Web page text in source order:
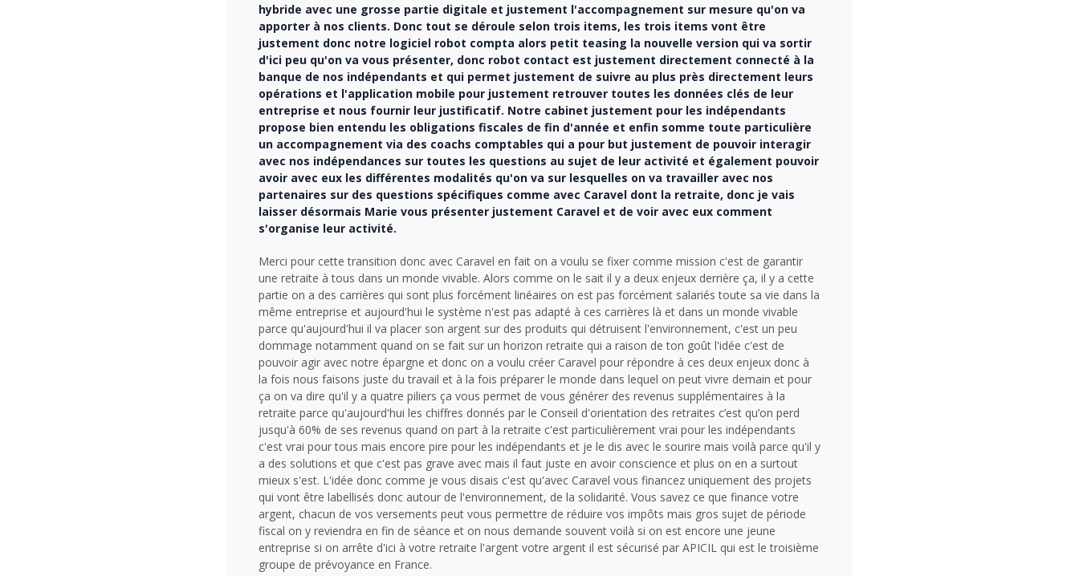
hybride avec une grosse partie digitale et justement l'accompagnement sur mesure qu'on va
apporter à nos clients. Donc tout se déroule selon trois items, les trois items vont être
justement donc notre logiciel robot compta alors petit teasing la nouvelle version qui va sortir
d'ici peu qu'on va vous présenter, donc robot contact est justement directement connecté à la
banque de nos indépendants et qui permet justement de suivre au plus près directement leurs
opérations et l'application mobile pour justement retrouver toutes les données clés de leur
entreprise et nous fournir leur justificatif. Notre cabinet justement pour les indépendants
propose bien entendu les obligations fiscales de fin d'année et enfin somme toute particulière
un accompagnement via des coachs comptables qui a pour but justement de pouvoir interagir
avec nos indépendances sur toutes les questions au sujet de leur activité et également pouvoir
avoir avec eux les différentes modalités qu'on va sur lesquelles on va travailler avec nos
partenaires sur des questions spécifiques comme avec Caravel dont la retraite, donc je vais
laisser désormais Marie vous présenter justement Caravel et de voir avec eux comment
s'organise leur activité.
Merci pour cette transition donc avec Caravel en fait on a voulu se fixer comme mission c'est de garantir
une retraite à tous dans un monde vivable. Alors comme on le sait il y a deux enjeux derrière ça, il y a cette
partie on a des carrières qui sont plus forcément linéaires on est pas forcément salariés toute sa vie dans la
même entreprise et aujourd'hui le système n'est pas adapté à ces carrières là et dans un monde vivable
parce qu'aujourd'hui il va placer son argent sur des produits qui détruisent l'environnement, c'est un peu
dommage notamment quand on se fait sur un horizon retraite qui a raison de ton goût l'idée c'est de
pouvoir agir avec notre épargne et donc on a voulu créer Caravel pour répondre à ces deux enjeux donc à
la fois nous faisons juste du travail et à la fois préparer le monde dans lequel on peut vivre demain et pour
ça on va dire qu'il y a quatre piliers ça vous permet de vous générer des revenus supplémentaires à la
retraite parce qu'aujourd'hui les chiffres donnés par le Conseil d'orientation des retraites c’est qu’on perd
jusqu'à 60% de ses revenus quand on part à la retraite c'est particulièrement vrai pour les indépendants
c'est vrai pour tous mais encore pire pour les indépendants et je le dis avec le sourire mais voilà parce qu'il y
a des solutions et que c'est pas grave avec mais il faut juste en avoir conscience et plus on en a surtout
mieux s'est. L'idée donc comme je vous disais c'est qu'avec Caravel vous financez uniquement des projets
qui vont être labellisés donc autour de l'environnement, de la solidarité. Vous savez ce que finance votre
argent, chacun de vos versements peut vous permettre de réduire vos impôts mais gros sujet de période
fiscal on y reviendra en fin de séance et on nous demande souvent voilà si on est encore une jeune
entreprise si on arrête d'ici à votre retraite l'argent votre argent il est sécurisé par APICIL qui est le troisième
groupe de prévoyance en France.